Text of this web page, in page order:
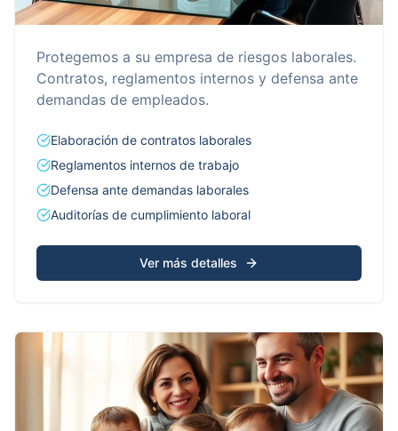
Protegemos a su empresa de riesgos laborales.
Contratos, reglamentos internos y defensa ante
demandas de empleados.
Elaboración de contratos laborales
Reglamentos internos de trabajo
Defensa ante demandas laborales
Auditorías de cumplimiento laboral
Ver más detalles